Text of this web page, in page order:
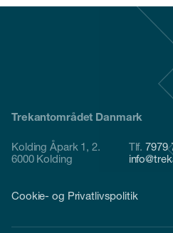
Trekantområdet Danmark
Kolding Åpark 1, 2.
6000 Kolding
Tlf.7979
Cookie- og Privatlivspolitik